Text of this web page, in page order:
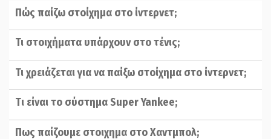
Πώς παίζω στοίχημα στο ίντερνετ;
Τι στοιχήματα υπάρχουν στο τένις;
Τι χρειάζεται για να παίξω στοίχημα στο ίντερνετ;
Tι είναι το σύστημα Super Yankee;
Πως παίζουμε στοιχημα στο Χαντμπολ;